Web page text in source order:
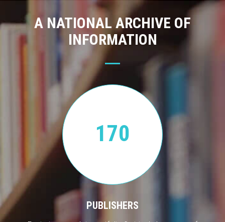
A NATIONAL ARCHIVE OF
INFORMATION
170
PUBLISHERS